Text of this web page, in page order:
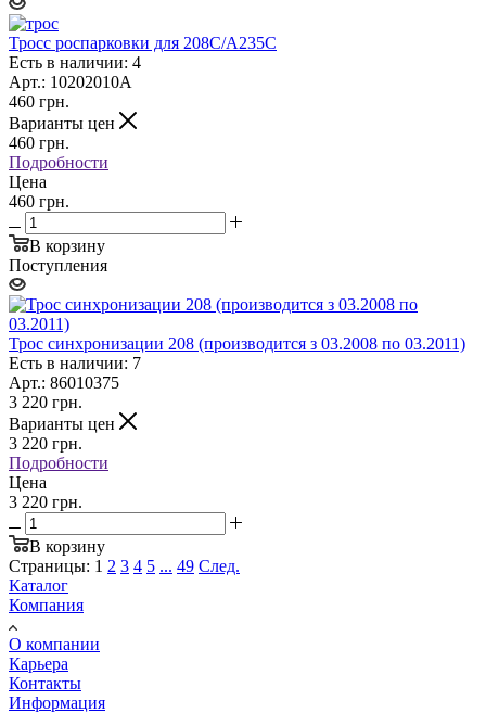
Тросс роспарковки для 208С/А235С
Есть в наличии: 4
Арт.: 10202010А
460 грн.
Варианты цен
460 грн.
Подробности
Цена
460 грн.
В корзину
Поступления
Трос синхронизации 208 (производится з 03.2008 по 03.2011)
Есть в наличии: 7
Арт.: 86010375
3 220 грн.
Варианты цен
3 220 грн.
Подробности
Цена
3 220 грн.
В корзину
Страницы: 1 2 3 4 5 ... 49 След.
Каталог
Компания
О компании
Карьера
Контакты
Информация